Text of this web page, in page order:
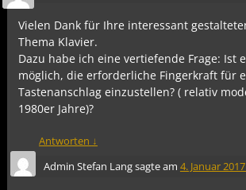
Vielen Dank für Ihre interessant
Thema Klavier.
Dazu habe ich eine vertiefende Frage: Ist
möglich, die erforderliche Fingerkraft für
Tastenanschlag einzustellen? ( relativ
1980er Jahre)?
Antworten ↓
Admin Stefan Langsagte am 4. Januar